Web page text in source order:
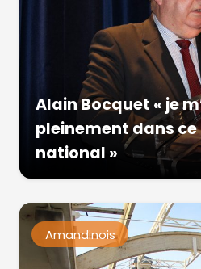
Alain Bocquet « je
pleinement dans
national »
Amandinois